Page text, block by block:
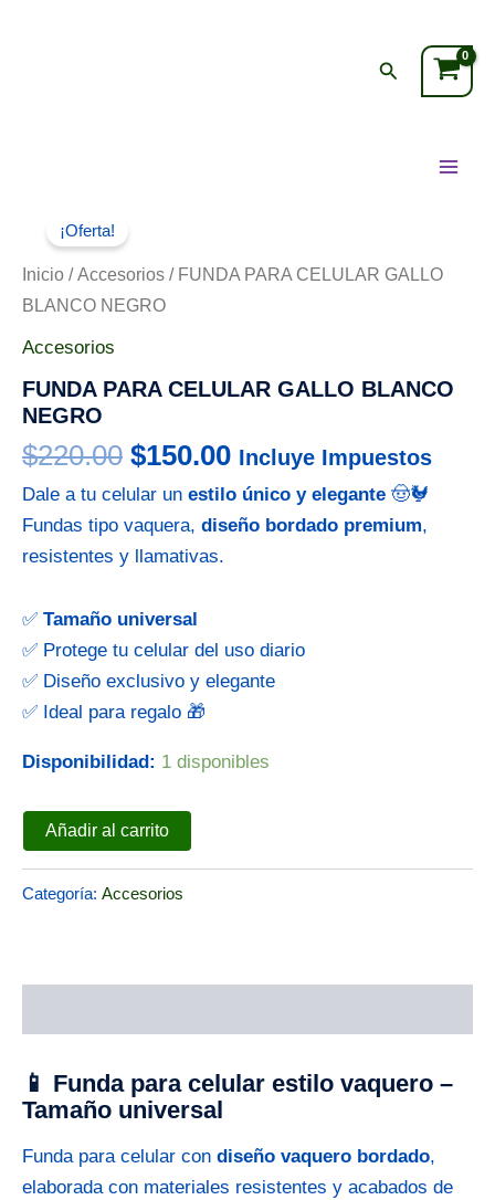
Buscar
¡Oferta!
Inicio /Accesorios / FUNDA PARA CELULAR GALLO
BLANCO NEGRO
Accesorios
FUNDA PARA CELULAR GALLO BLANCO
NEGRO
$220.00
original
era:
$150.00
actual
Incluye Impuestos
Dale a tu celular un estilo único y elegante 🤠🐓
Fundas tipo vaquera, diseño bordado premium,
resistentes y llamativas.
✅ Tamaño universal
✅ Protege tu celular del uso diario
✅ Diseño exclusivo y elegante
✅ Ideal para regalo 🎁
Disponibilidad: 1 disponibles
CELULAR
GALLO
NEGRO
Añadir al carrito
Categoría: Accesorios
📱 Funda para celular estilo vaquero –
Tamaño universal
Funda para celular con diseño vaquero bordado,
elaborada con materiales resistentes y acabados de